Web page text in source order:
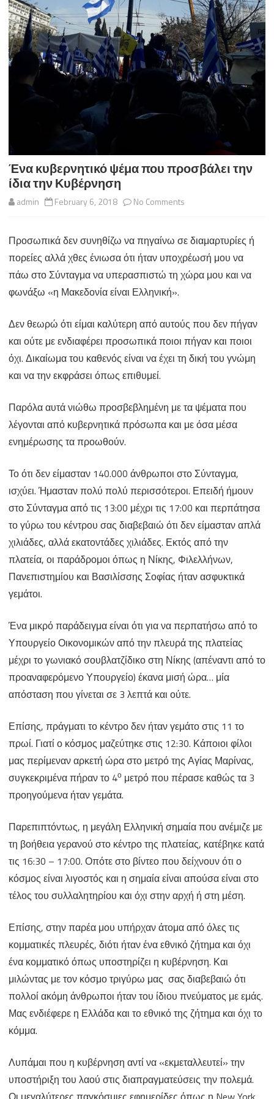
Ένα κυβερνητικό ψέμα που προσβάλει την
ίδια την Κυβέρνηση
admin February 6, 2018 No Comments
κυβερνητικό
ψέμα
την
ίδια
Προσωπικά δεν συνηθίζω να πηγαίνω σε διαμαρτυρίες ή
πορείες αλλά χθες ένιωσα ότι ήταν υποχρέωσή μου να
πάω στο Σύνταγμα να υπερασπιστώ τη χώρα μου και να
φωνάξω «η Μακεδονία είναι Ελληνική».
Δεν θεωρώ ότι είμαι καλύτερη από αυτούς που δεν πήγαν
και ούτε με ενδιαφέρει προσωπικά ποιοι πήγαν και ποιοι
όχι. Δικαίωμα του καθενός είναι να έχει τη δική του γνώμη
και να την εκφράσει όπως επιθυμεί.
Παρόλα αυτά νιώθω προσβεβλημένη με τα ψέματα που
λέγονται από κυβερνητικά πρόσωπα και με όσα μέσα
ενημέρωσης τα προωθούν.
Το ότι δεν είμασταν 140.000 άνθρωποι στο Σύνταγμα,
ισχύει. Ήμασταν πολύ πολύ περισσότεροι. Επειδή ήμουν
στο Σύνταγμα από τις 13:00 μέχρι τις 17:00 και περπάτησα
το γύρω του κέντρου σας διαβεβαιώ ότι δεν είμασταν απλά
χιλιάδες, αλλά εκατοντάδες χιλιάδες. Εκτός από την
πλατεία, οι παράδρομοι όπως η Νίκης, Φιλελλήνων,
Πανεπιστημίου και Βασιλίσσης Σοφίας ήταν ασφυκτικά
γεμάτοι.
Ένα μικρό παράδειγμα είναι ότι για να περπατήσω από το
Υπουργείο Οικονομικών από την πλευρά της πλατείας
μέχρι το γωνιακό σουβλατζίδικο στη Νίκης (απέναντι από το
προαναφερόμενο Υπουργείο) έκανα μισή ώρα… μία
απόσταση που γίνεται σε 3 λεπτά και ούτε.
Επίσης, πράγματι το κέντρο δεν ήταν γεμάτο στις 11 το
πρωί. Γιατί ο κόσμος μαζεύτηκε στις 12:30. Κάποιοι φίλοι
μας περίμεναν αρκετή ώρα στο μετρό της Αγίας Μαρίνας,
συγκεκριμένα πήραν το 4ο μετρό που πέρασε καθώς τα 3
προηγούμενα ήταν γεμάτα.
Παρεπιπτόντως, η μεγάλη Ελληνική σημαία που ανέμιζε με
τη βοήθεια γερανού στο κέντρο της πλατείας, κατέβηκε κατά
τις 16:30 – 17:00. Οπότε στο βίντεο που δείχνουν ότι ο
κόσμος είναι λιγοστός και η σημαία είναι απούσα είναι στο
τέλος του συλλαλητηρίου και όχι στην αρχή ή στη μέση.
Επίσης, στην παρέα μου υπήρχαν άτομα από όλες τις
κομματικές πλευρές, διότι ήταν ένα εθνικό ζήτημα και όχι
ένα κομματικό όπως υποστηρίζει η κυβέρνηση. Και
μιλώντας με τον κόσμο τριγύρω μας σας διαβεβαιώ ότι
πολλοί ακόμη άνθρωποι ήταν του ίδιου πνεύματος με εμάς.
Μας ενδιέφερε η Ελλάδα και το εθνικό της ζήτημα και όχι το
κόμμα.
Λυπάμαι που η κυβέρνηση αντί να «εκμεταλλευτεί» την
υποστήριξη του λαού στις διαπραγματεύσεις την πολεμά.